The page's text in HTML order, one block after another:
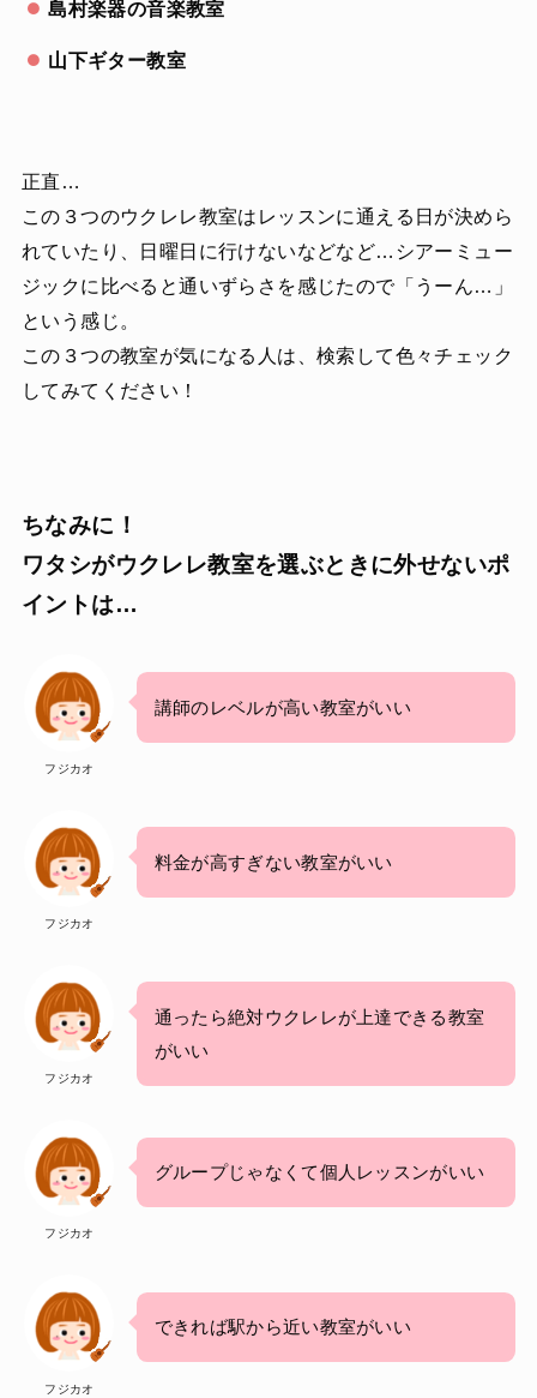
島村楽器の音楽教室
山下ギター教室
正直…
この３つのウクレレ教室はレッスンに通える日が決めら
れていたり、日曜日に行けないなどなど…シアーミュー
ジックに比べると通いずらさを感じたので「うーん…」
という感じ。
この３つの教室が気になる人は、検索して色々チェック
してみてください！
ちなみに！
ワタシがウクレレ教室を選ぶときに外せないポ
イントは…
フジカオ
講師のレベルが高い教室がいい
フジカオ
料金が高すぎない教室がいい
フジカオ
通ったら絶対ウクレレが上達できる教室
がいい
フジカオ
グループじゃなくて個人レッスンがいい
フジカオ
できれば駅から近い教室がいい